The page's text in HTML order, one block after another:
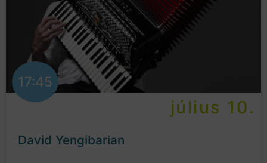
17:45
július 10.
David Yengibarian